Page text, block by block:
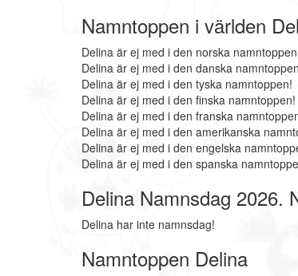
Namntoppen i världen
Delina är ej med i den norska
Delina är ej med i den danska
Delina är ej med i den tyska namntoppen!
Delina är ej med i den finska namntoppen!
Delina är ej med i den franska
Delina är ej med i den amerikanska
Delina är ej med i den engelska
Delina är ej med i den spanska
Delina Namnsdag 2026.
Delina har inte namnsdag!
Namntoppen Delina